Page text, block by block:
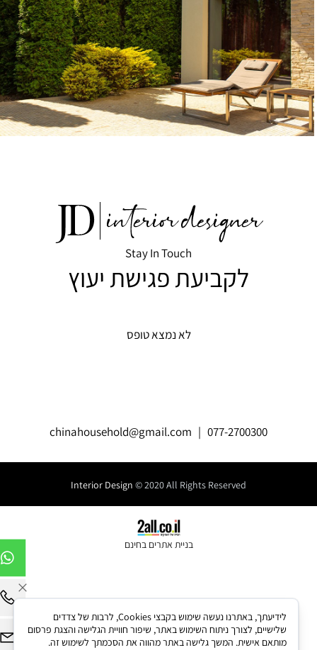
Stay In Touch
לקביעת פגישת יעוץ
לא נמצא טופס
chinahousehold@gmail.com | 077-2700300
Interior Design© 2020 All Rights Reserved
בניית אתרים בחינם
לידיעתך, באתרנו נעשה שימוש בקבצי Cookies, לרבות של צדדים
שלישיים, לצורך ניתוח השימוש באתר, שיפור חוויית הגלישה והצגת פרסום
מותאם אישית. המשך גלישה באתר מהווה את הסכמתך לשימוש זה.